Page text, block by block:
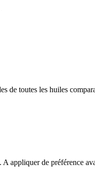
de toutes les huiles
appliquer de préférence